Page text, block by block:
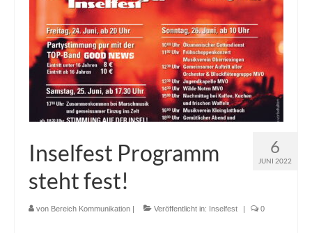
6
JUNI 2022
Inselfest Programm
steht fest!
von Bereich Kommunikation Veröffentlicht in: Inselfest 0